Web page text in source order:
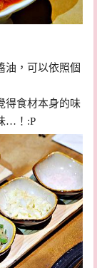
油，可以依照個
得食材本身的味
…！:P